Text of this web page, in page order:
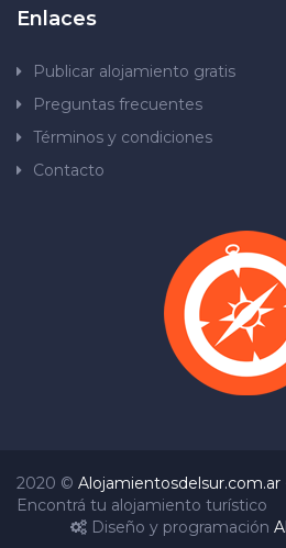
Enlaces
Publicar alojamiento gratis
Preguntas frecuentes
Términos y condiciones
Contacto
2020 © Alojamientosdelsur.com.ar
Encontrá tu alojamiento turístico
Diseño y programación